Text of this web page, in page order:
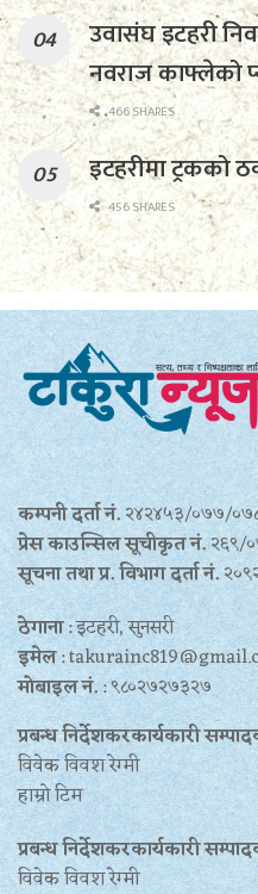
उवासंघ इटहरी
नवराज काफ्लेको
466 SHARES
इटहरीमा ट्रकको
456 SHARES
कम्पनी दर्ता नं.२४२४५३/०७७/
प्रेस काउन्सिल सूचीकृत नं.२६९/
सूचना तथा प्र‍. विभाग दर्ता नं.
ठेगाना: इटहरी, सुनसरी
इमेल:
मोबाइल नं.: ९८०२७२७३२७
प्रबन्ध निर्देशकरकार्यकारी
विवेक विवश रेग्मी
हाम्रो टिम
प्रबन्ध निर्देशकरकार्यकारी
विवेक विवश रेग्मी